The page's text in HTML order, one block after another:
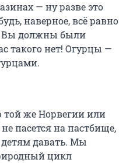
— ну разве это
наверное, всё равно
Вы должны были
такого нет! Огурцы —
же Норвегии или
пасется на пастбище,
давать. Мы
цикл